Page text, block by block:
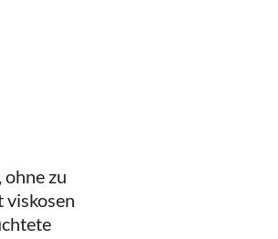
zu
viskosen